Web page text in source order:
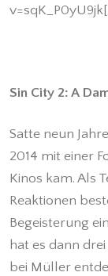
Sin City 2: A
Satte neun
2014 mit einer
Kinos kam. Als
Reaktionen
Begeisterung
hat es dann
bei Müller